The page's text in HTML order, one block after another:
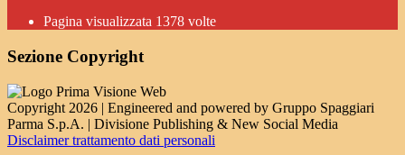
Pagina visualizzata 1378 volte
Sezione Copyright
Copyright 2026 | Engineered and powered by Gruppo Spaggiari
Parma S.p.A. | Divisione Publishing & New Social Media
Disclaimer trattamento dati personali